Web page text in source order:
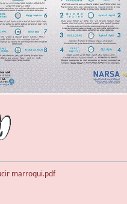
marroqui.pdf